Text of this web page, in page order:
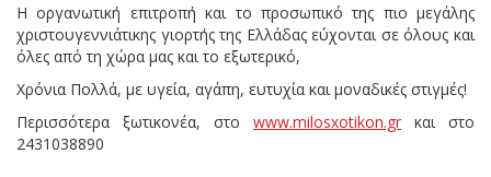
Η οργανωτική επιτροπή και το προσωπικό της πιο μεγάλης
χριστουγεννιάτικης γιορτής της Ελλάδας εύχονται σε όλους και
όλες από τη χώρα μας και το εξωτερικό,
Χρόνια Πολλά, με υγεία, αγάπη, ευτυχία και μοναδικές στιγμές!
Περισσότερα ξωτικονέα, στο www.milosxotikon.gr και στο
2431038890